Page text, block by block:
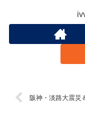
阪神・淡路大震災